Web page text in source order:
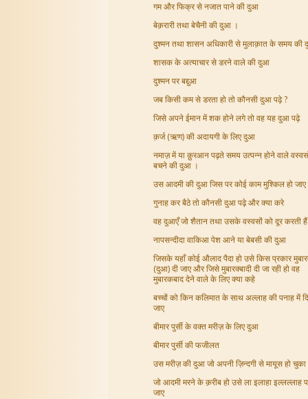
गम और फिक्र से नजात पाने की दुआ
बेक़रारी तथा बेचैनी की दुआ ।
दुश्मन तथा शासन अधिकारी से मुलाक़ात के समय की
शासक के अत्याचार से डरने वाले की दुआ
दुश्मन पर बद्दुआ
जब किसी कम से डरता हो तो कौनसी दुआ पढ़े ?
जिसे अपने ईमान में शक होने लगे तो वह यह दुआ पढ़े
क़र्ज (ऋण) की अदायगी के लिए दुआ
नमाज़ में या क़ुरआन पढ़ते समय उत्पन्न होने वाले
बचने की दुआ ।
उस आदमी की दुआ जिस पर कोई काम मुश्किल हो जाए
गुनाह कर बैठे तो कौनसी दुआ पढ़े और क्या करे
वह दुआएँ जो शैतान तथा उसके वस्वसों को दूर करती हैं
नापसन्दीदा वाकिआ पेश आने या बेबसी की दुआ
जिसके यहाँ कोई औलाद पैदा हो उसे किस प्रकार
(दुआ) दी जाए और जिसे मुबारक्बादी दी जा रही हो वह
मुबारकबाद देने वाले के लिए क्या कहे
बच्चों को किन कलिमात के साथ अल्लाह की पनाह में
जाए
बीमार पुर्सी के वक्त मरीज़ के लिए दुआ
बीमार पुर्सी की फजीलत
उस मरीज़ की दुआ जो अपनी ज़िन्दगी से मायूस हो चुका
जो आदमी मरने के क़रीब हो उसे ला इलाहा इल्लल्लाह
जाए